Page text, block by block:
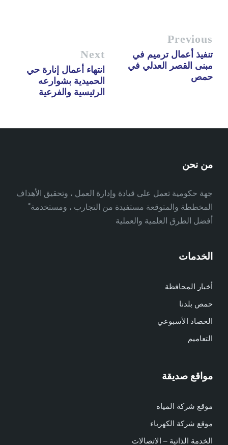
Previous
تنفيذ أعمال ترميم في
مبنى القصر العدلي في
حمص
Next
انتهاء أعمال إنارة حي
الحميدية بشوارعه
الرئيسية والفرعية
من نحن
جهة حكومية تعمل على قيادة وإدارة العمل ، وتحقيق الأهداف
المخططة والمتوقعة مستفيدة من التجارب ، ومستخدمة ً
أفضل الطرق العلمية والعملية
الخدمات
أخبار المحافظة
حمص بلدنا
الحصاد الأسبوعي
التعاميم
مواقع صديقة
موقع شركة المياه
موقع شركة الكهرباء
الخدمة الذاتية – الاتصالات